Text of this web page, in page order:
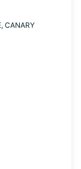
CANARY